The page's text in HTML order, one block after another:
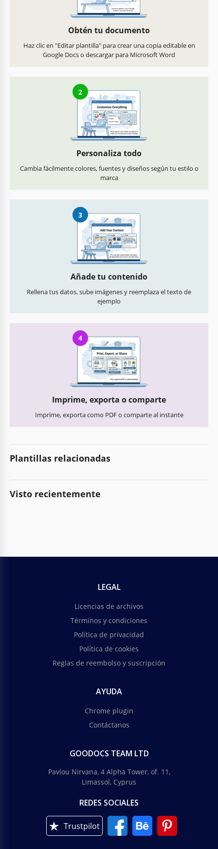
Obtén tu documento
Haz clic en "Editar plantilla" para crear una copia editable en
Google Docs o descargar para Microsoft Word
2
Personaliza todo
Cambia fácilmente colores, fuentes y diseños según tu estilo o
marca
3
Añade tu contenido
Rellena tus datos, sube imágenes y reemplaza el texto de
ejemplo
4
Imprime, exporta o comparte
Imprime, exporta como PDF o comparte al instante
Plantillas relacionadas
Visto recientemente
LEGAL
Licencias de archivos
Términos y condiciones
Política de privacidad
Política de cookies
Reglas de reembolso y suscripción
AYUDA
Chrome plugin
Contáctanos
GOODOCS TEAM LTD
Pavlou Nirvana, 4 Alpha Tower, of. 11,
Limassol, Cyprus
REDES SOCIALES
Trustpilot